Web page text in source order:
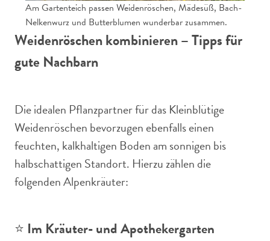
Am Gartenteich passen Weidenröschen, Mädesüß, Bach-
Nelkenwurz und Butterblumen wunderbar zusammen.
Weidenröschen kombinieren – Tipps für
gute Nachbarn
Die idealen Pflanzpartner für das Kleinblütige
Weidenröschen bevorzugen ebenfalls einen
feuchten, kalkhaltigen Boden am sonnigen bis
halbschattigen Standort. Hierzu zählen die
folgenden Alpenkräuter:
⭐️ Im Kräuter- und Apothekergarten